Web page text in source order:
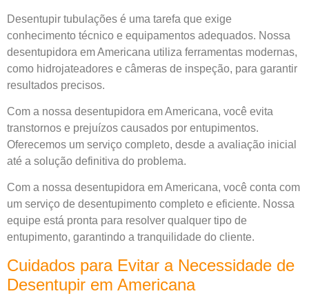
Desentupir tubulações é uma tarefa que exige
conhecimento técnico e equipamentos adequados. Nossa
desentupidora em Americana utiliza ferramentas modernas,
como hidrojateadores e câmeras de inspeção, para garantir
resultados precisos.
Com a nossa desentupidora em Americana, você evita
transtornos e prejuízos causados por entupimentos.
Oferecemos um serviço completo, desde a avaliação inicial
até a solução definitiva do problema.
Com a nossa desentupidora em Americana, você conta com
um serviço de desentupimento completo e eficiente. Nossa
equipe está pronta para resolver qualquer tipo de
entupimento, garantindo a tranquilidade do cliente.
Cuidados para Evitar a Necessidade de
Desentupir em Americana